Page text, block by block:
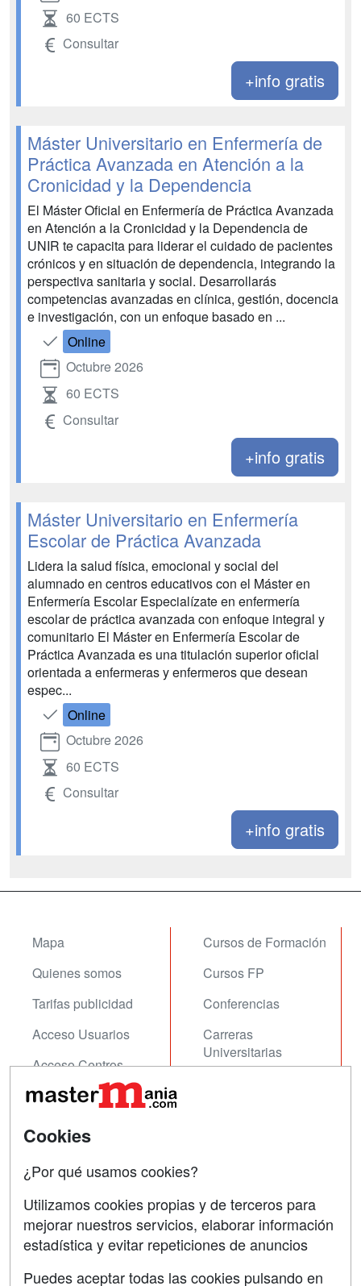
60 ECTS
Consultar
+info gratis
Máster Universitario en Enfermería de
Práctica Avanzada en Atención a la
Cronicidad y la Dependencia
El Máster Oficial en Enfermería de Práctica Avanzada
en Atención a la Cronicidad y la Dependencia de
UNIR te capacita para liderar el cuidado de pacientes
crónicos y en situación de dependencia, integrando la
perspectiva sanitaria y social. Desarrollarás
competencias avanzadas en clínica, gestión, docencia
e investigación, con un enfoque basado en ...
Online
Octubre 2026
60 ECTS
Consultar
+info gratis
Máster Universitario en Enfermería
Escolar de Práctica Avanzada
Lidera la salud física, emocional y social del
alumnado en centros educativos con el Máster en
Enfermería Escolar Especialízate en enfermería
escolar de práctica avanzada con enfoque integral y
comunitario El Máster en Enfermería Escolar de
Práctica Avanzada es una titulación superior oficial
orientada a enfermeras y enfermeros que desean
espec...
Online
Octubre 2026
60 ECTS
Consultar
+info gratis
Mapa
Quienes somos
Tarifas publicidad
Acceso Usuarios
Acceso Centros
Cursos de Formación
Cursos FP
Conferencias
Carreras
Universitarias
Contactar
Copyleft
Cookies
¿Por qué usamos cookies?
Utilizamos cookies propias y de terceros para
mejorar nuestros servicios, elaborar información
estadística y evitar repeticiones de anuncios
Puedes aceptar todas las cookies pulsando en